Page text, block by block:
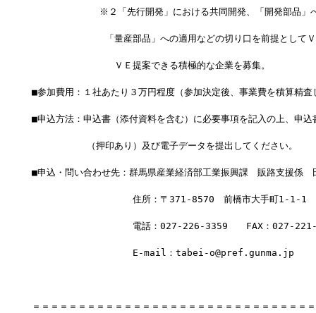
※２「先行開発」における共同開発、「開発部品」
「量産部品」への適用などの切り口を前提としてＶ
ＶＥ提案できる積極的な企業を募集。
■参加費用：１社あたり３万円程度（参加決定後、事業費を積算精査
■申込方法：申込書（添付資料を含む）に必要事項を記入の上、申込
（押印あり）及び電子データを提出してください。
■申込・問い合わせ先：群馬県産業経済部工業振興課　販路支援係　
住所：〒371-8570　前橋市大手町1-1-1
電話：027-226-3359　　FAX：027-221-
E-mail：tabei-o@pref.gunma.jp
＝＝＝＝＝＝＝＝＝＝＝＝＝＝＝＝＝＝＝＝＝＝＝＝＝＝＝＝＝＝